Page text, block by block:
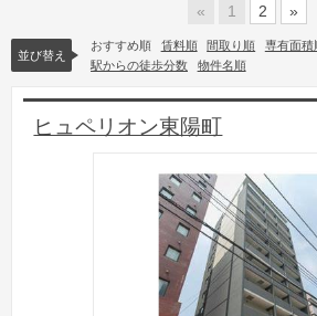
« 1 2 »
並び替え
おすすめ順 賃料順 間取り順 専有面積
駅からの徒歩分数
物件名順
ヒュペリオン東陽町